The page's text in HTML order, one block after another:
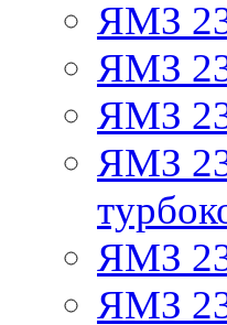
ЯМЗ
ЯМЗ
ЯМЗ
ЯМЗ
ЯМЗ
ЯМЗ